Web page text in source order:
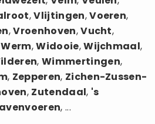
,Vlijtingen,Voeren,
,Vroenhoven,Vucht,
Werm,Widooie,Wijchmaal,
, Wimmertingen,
, Zepperen, Zichen-Zussen-
, Zutendaal, 's
, ...